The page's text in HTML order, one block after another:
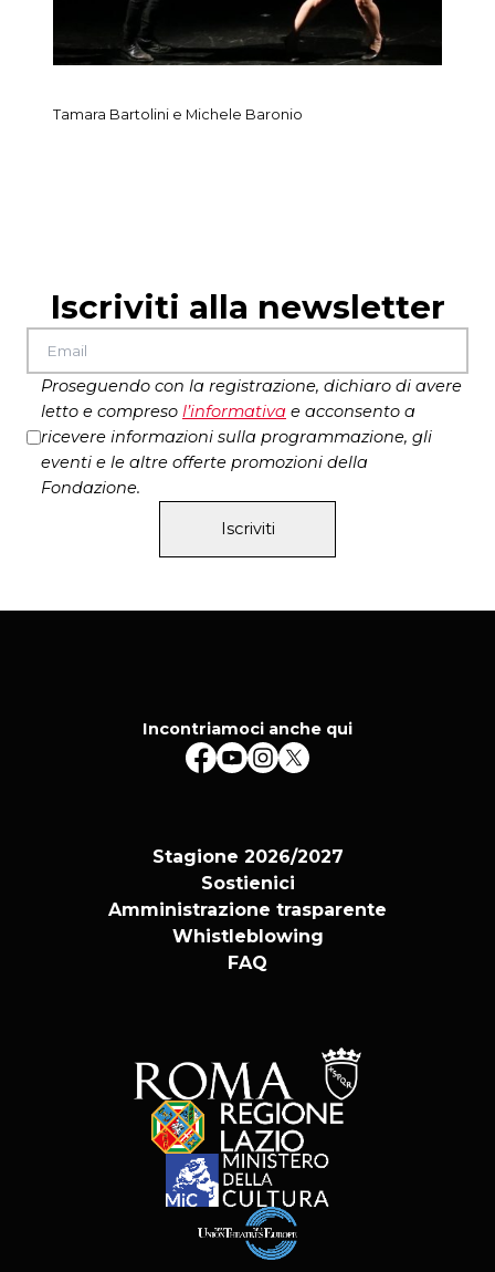
Tamara Bartolini e Michele Baronio
Iscriviti alla newsletter
Proseguendo con la registrazione, dichiaro di avere
letto e compreso l’informativa e acconsento a
ricevere informazioni sulla programmazione, gli
eventi e le altre offerte promozioni della
Fondazione.
Iscriviti
Incontriamoci anche qui
Stagione 2026/2027
Sostienici
Amministrazione trasparente
Whistleblowing
FAQ